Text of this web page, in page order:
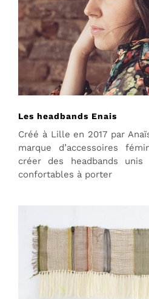
Les headbands Enais
Créé à Lille en 2017 par
marque d’accessoires
créer des headbands
confortables à porter